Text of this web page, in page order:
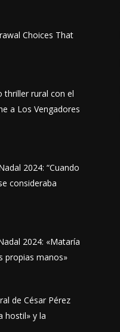
Choices That
thriller rural con el
a Los Vengadores
2024: “Cuando
consideraba
2024: «Mataría
propias manos»
de César Pérez
hostil» y la